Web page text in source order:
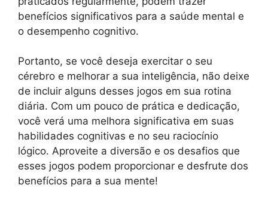
benefícios significativos para a saúde mental e
o desempenho cognitivo.
Portanto, se você deseja exercitar o seu
cérebro e melhorar a sua inteligência, não deixe
de incluir alguns desses jogos em sua rotina
diária. Com um pouco de prática e dedicação,
você verá uma melhora significativa em suas
habilidades cognitivas e no seu raciocínio
lógico. Aproveite a diversão e os desafios que
esses jogos podem proporcionar e desfrute dos
benefícios para a sua mente!